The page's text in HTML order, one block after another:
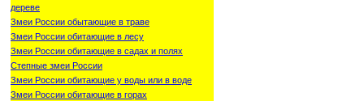
дереве
Змеи России обытающие в траве
Змеи России обитающие в лесу
Змеи России обитающие в садах и полях
Степные змеи России
Змеи России обитающие у воды или в воде
Змеи России обитающие в горах